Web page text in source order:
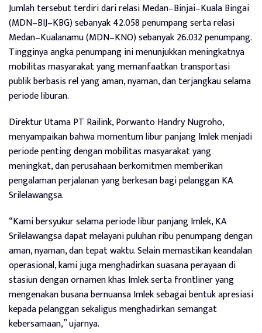
Jumlah tersebut terdiri dari relasi Medan–Binjai–Kuala Bingai
(MDN–BIJ–KBG) sebanyak 42.058 penumpang serta relasi
Medan–Kualanamu (MDN–KNO) sebanyak 26.032 penumpang.
Tingginya angka penumpang ini menunjukkan meningkatnya
mobilitas masyarakat yang memanfaatkan transportasi
publik berbasis rel yang aman, nyaman, dan terjangkau selama
periode liburan.
Direktur Utama PT Railink, Porwanto Handry Nugroho,
menyampaikan bahwa momentum libur panjang Imlek menjadi
periode penting dengan mobilitas masyarakat yang
meningkat, dan perusahaan berkomitmen memberikan
pengalaman perjalanan yang berkesan bagi pelanggan KA
Srilelawangsa.
“Kami bersyukur selama periode libur panjang Imlek, KA
Srilelawangsa dapat melayani puluhan ribu penumpang dengan
aman, nyaman, dan tepat waktu. Selain memastikan keandalan
operasional, kami juga menghadirkan suasana perayaan di
stasiun dengan ornamen khas Imlek serta frontliner yang
mengenakan busana bernuansa Imlek sebagai bentuk apresiasi
kepada pelanggan sekaligus menghadirkan semangat
kebersamaan,” ujarnya.